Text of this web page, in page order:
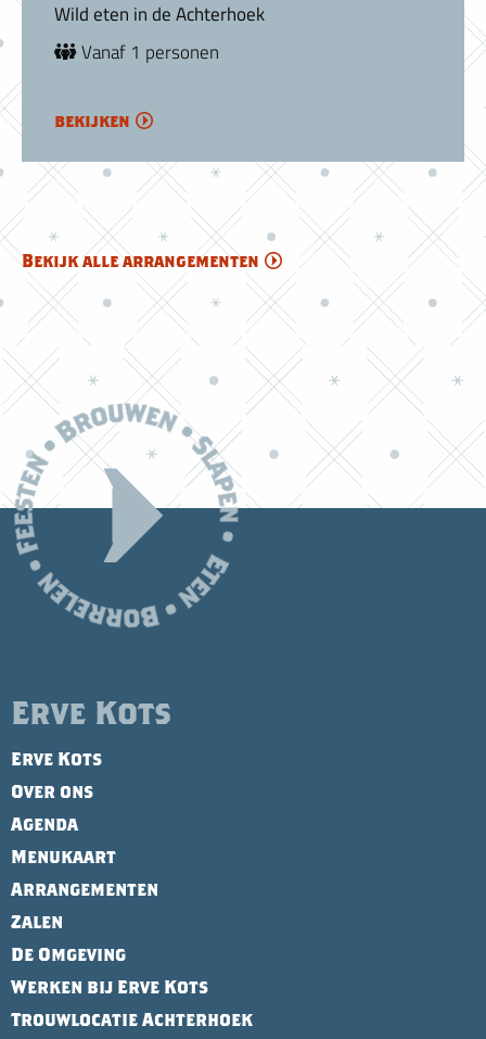
Wild eten in de Achterhoek
Vanaf 1 personen
bekijken
Bekijk alle arrangementen
Erve Kots
Erve Kots
Over ons
Agenda
Menukaart
Arrangementen
Zalen
De Omgeving
Werken bij Erve Kots
Trouwlocatie Achterhoek